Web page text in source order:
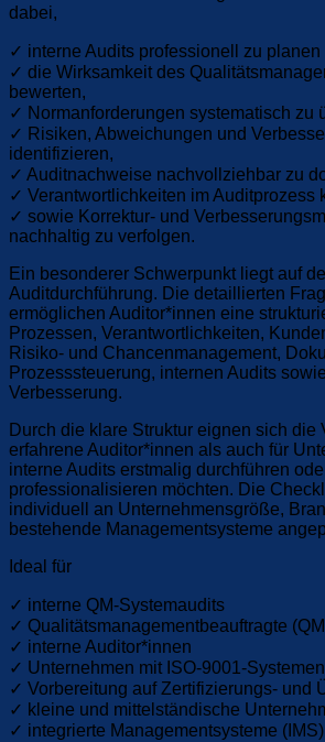
dabei,
✓ interne Audits professionell zu planen
✓ die Wirksamkeit des
bewerten,
✓ Normanforderungen systematisch zu
✓ Risiken, Abweichungen und
identifizieren,
✓ Auditnachweise nachvollziehbar zu
✓ Verantwortlichkeiten im Auditprozess
✓ sowie Korrektur- und
nachhaltig zu verfolgen.
Ein besonderer Schwerpunkt liegt auf
Auditdurchführung. Die detaillierten
ermöglichen Auditor*innen eine
Prozessen, Verantwortlichkeiten,
Risiko- und Chancenmanagement,
Prozesssteuerung, internen Audits
Verbesserung.
Durch die klare Struktur eignen sich die
erfahrene Auditor*innen als auch für
interne Audits erstmalig durchführen
professionalisieren möchten. Die
individuell an Unternehmensgröße,
bestehende Managementsysteme
Ideal für
✓ interne QM-Systemaudits
✓ Qualitätsmanagementbeauftragte
✓ interne Auditor*innen
✓ Unternehmen mit ISO-9001-Systemen
✓ Vorbereitung auf Zertifizierungs- und
✓ kleine und mittelständische
✓ integrierte Managementsysteme (IMS)